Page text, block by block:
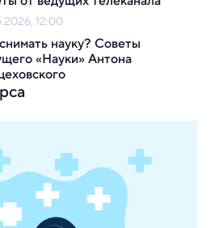
12:00
науку? Советы
«Науки» Антона